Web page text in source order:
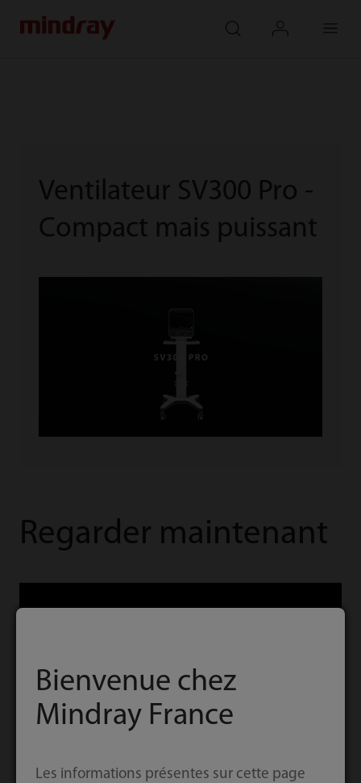
Ventilateur SV300 Pro -
Compact mais puissant
Regarder maintenant
Bienvenue chez
Mindray France
Les informations présentes sur cette page